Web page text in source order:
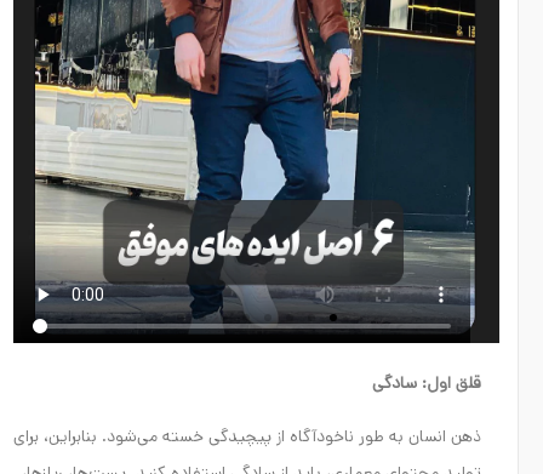
قلق اول: سادگی
ذهن انسان به طور ناخودآگاه از پیچیدگی خسته می‌شود. بنابراین، برای